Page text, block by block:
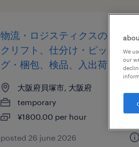
物流・ロジスティクスのフォー
クリフト、仕分け・ピッキン
グ・梱包、検品、入出荷
大阪府貝塚市, 大阪府
temporary
¥1800.00 per hour
posted 26 june 2026
We
our